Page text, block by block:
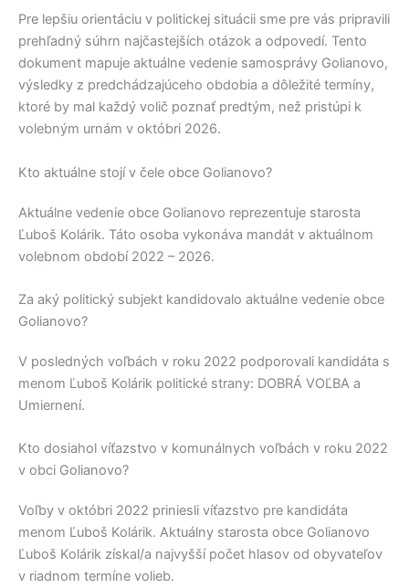
Pre lepšiu orientáciu v politickej situácii sme pre vás pripravili
prehľadný súhrn najčastejších otázok a odpovedí. Tento
dokument mapuje aktuálne vedenie samosprávy Golianovo,
výsledky z predchádzajúceho obdobia a dôležité termíny,
ktoré by mal každý volič poznať predtým, než pristúpi k
volebným urnám v októbri 2026.
Kto aktuálne stojí v čele obce Golianovo?
Aktuálne vedenie obce Golianovo reprezentuje starosta
Ľuboš Kolárik. Táto osoba vykonáva mandát v aktuálnom
volebnom období 2022 – 2026.
Za aký politický subjekt kandidovalo aktuálne vedenie obce
Golianovo?
V posledných voľbách v roku 2022 podporovali kandidáta s
menom Ľuboš Kolárik politické strany: DOBRÁ VOĽBA a
Umiernení.
Kto dosiahol víťazstvo v komunálnych voľbách v roku 2022
v obci Golianovo?
Voľby v októbri 2022 priniesli víťazstvo pre kandidáta
menom Ľuboš Kolárik. Aktuálny starosta obce Golianovo
Ľuboš Kolárik získal/a najvyšší počet hlasov od obyvateľov
v riadnom termíne volieb.